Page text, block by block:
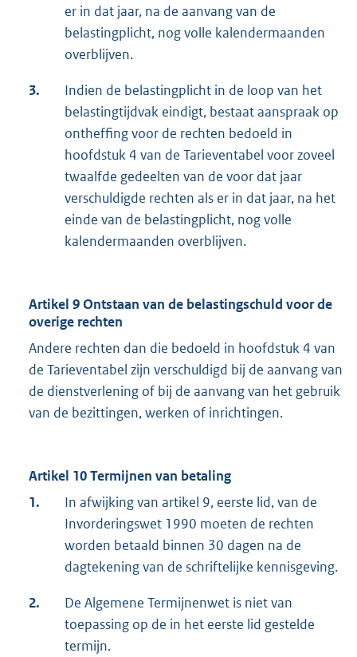
er in dat jaar, na de aanvang van de
belastingplicht, nog volle kalendermaanden
overblijven.
3.
Indien de belastingplicht in de loop van het
belastingtijdvak eindigt, bestaat aanspraak op
ontheffing voor de rechten bedoeld in
hoofdstuk 4 van de Tarieventabel voor zoveel
twaalfde gedeelten van de voor dat jaar
verschuldigde rechten als er in dat jaar, na het
einde van de belastingplicht, nog volle
kalendermaanden overblijven.
Artikel 9 Ontstaan van de belastingschuld voor de
overige rechten
Andere rechten dan die bedoeld in hoofdstuk 4 van
de Tarieventabel zijn verschuldigd bij de aanvang van
de dienstverlening of bij de aanvang van het gebruik
van de bezittingen, werken of inrichtingen.
Artikel 10 Termijnen van betaling
1.
In afwijking van artikel 9, eerste lid, van de
Invorderingswet 1990 moeten de rechten
worden betaald binnen 30 dagen na de
dagtekening van de schriftelijke kennisgeving.
2.
De Algemene Termijnenwet is niet van
toepassing op de in het eerste lid gestelde
termijn.